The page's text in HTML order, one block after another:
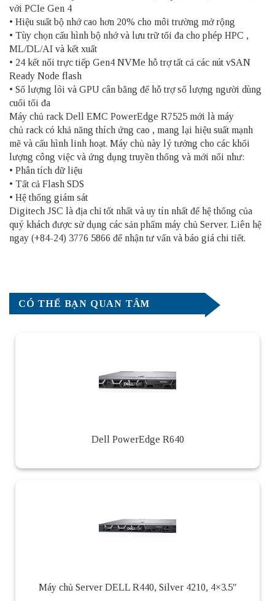
với PCIe Gen 4
• Hiệu suất bộ nhớ cao hơn 20% cho môi trường mở rộng
• Tùy chọn cấu hình bộ nhớ và lưu trữ tối đa cho phép HPC ,
ML/DL/AI và kết xuất
• 24 kết nối trực tiếp Gen4 NVMe hỗ trợ tất cả các nút vSAN
Ready Node flash
• Số lượng lõi và GPU cân bằng để hỗ trợ số lượng người dùng
cuối tối đa
Máy chủ rack Dell EMC PowerEdge R7525 mới là máy
chủ rack có khả năng thích ứng cao , mang lại hiệu suất mạnh
mẽ và cấu hình linh hoạt. Máy chủ này lý tưởng cho các khối
lượng công việc và ứng dụng truyền thống và mới nổi như:
• Phân tích dữ liệu
• Tất cả Flash SDS
• Hệ thống giám sát
Digitech JSC là địa chỉ tốt nhất và uy tín nhất để hệ thống của
quý khách được sử dụng các sản phẩm máy chủ Server. Liên hệ
ngay (+84-24) 3776 5866 để nhận tư vấn và báo giá chi tiết.
CÓ THỂ BẠN QUAN TÂM
Dell PowerEdge R640
Máy chủ Server DELL R440, Silver 4210, 4×3.5″